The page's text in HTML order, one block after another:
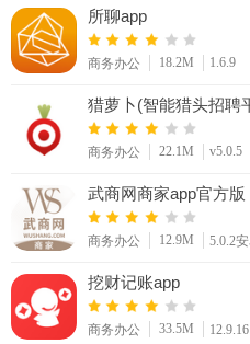
所聊app
商务办公 18.2M 1.6.9
猎萝卜(智能猎头招聘
商务办公 22.1M v5.0.5
武商网商家app官方版
商务办公 12.9M 5.0.2
挖财记账app
商务办公 33.5M